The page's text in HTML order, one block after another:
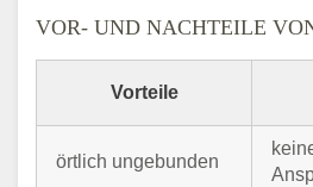
VOR- UND NACHTEILE
Vorteile
örtlich ungebunden